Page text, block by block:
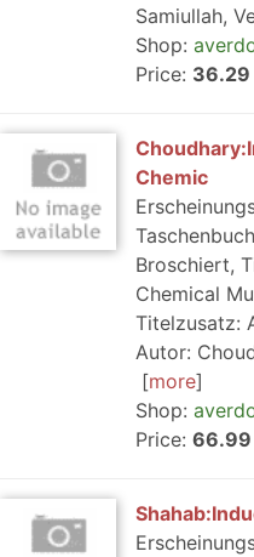
Samiullah,
Shop:
Price: 36.29
Chemic
Broschiert,
Chemical
Titelzusatz:
Autor:
more
Shop:
Price: 66.99